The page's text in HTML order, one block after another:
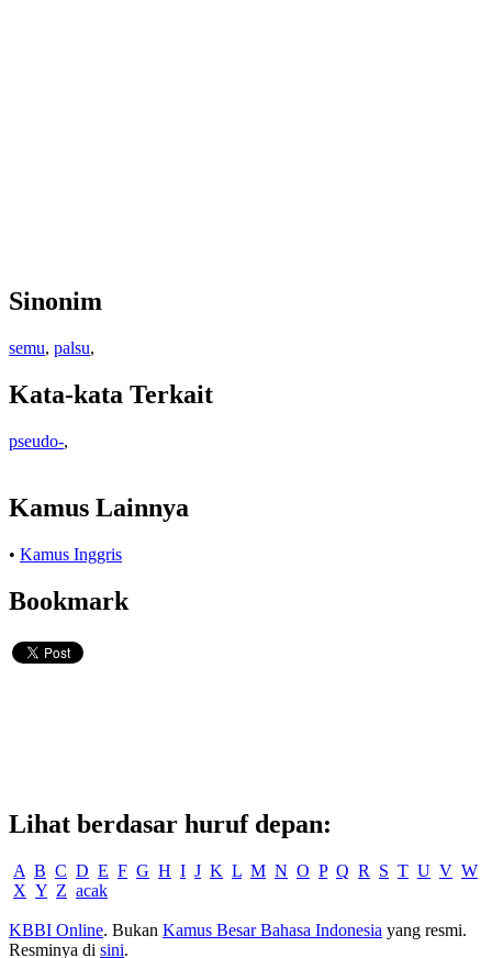
Sinonim
semu, palsu,
Kata-kata Terkait
pseudo-,
Kamus Lainnya
• Kamus Inggris
Bookmark
Lihat berdasar huruf depan:
A B C D E F G H I J K L M N O P Q R S T U V W
X Y Z acak
KBBI Online. Bukan Kamus Besar Bahasa Indonesia yang resmi.
Resminya di sini.